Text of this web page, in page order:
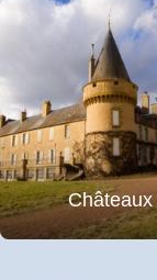
Châteaux